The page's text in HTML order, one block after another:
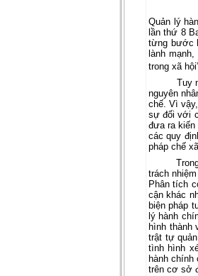
Quản lý
lần thứ 8
từng bước
lành
trong xã
Tuy
nguyên
chế. Vì
sự đối với
đưa ra kiến
các quy
pháp chế
trách
Phân tích
cận khác
biện pháp
lý hành
hình thành
trật tự
tình hình
hành chính
trên cơ sở